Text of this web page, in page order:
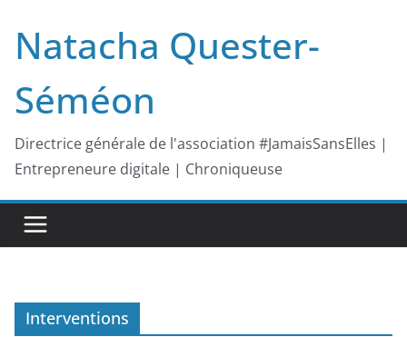
contenu
Natacha Quester-
Séméon
Directrice générale de l'association #JamaisSansElles |
Entrepreneure digitale | Chroniqueuse
Interventions